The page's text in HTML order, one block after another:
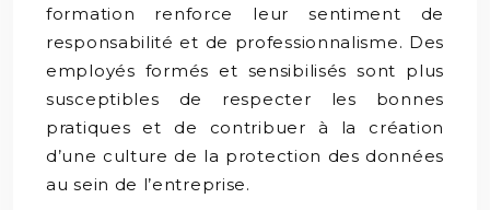
formation renforce leur sentiment de
responsabilité et de professionnalisme. Des
employés formés et sensibilisés sont plus
susceptibles de respecter les bonnes
pratiques et de contribuer à la création
d’une culture de la protection des données
au sein de l’entreprise.